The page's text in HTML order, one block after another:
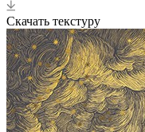
Скачать текстуру